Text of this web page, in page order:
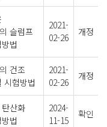
슬럼프
법
2021-
02-26
개정
건조
시험방법
2021-
02-26
개정
산화
법
2024-
11-15
확인